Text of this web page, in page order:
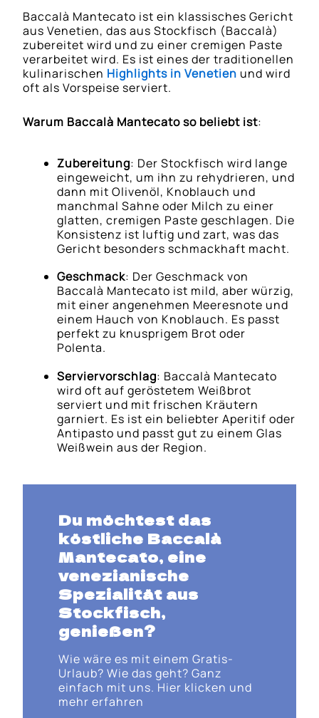
Baccalà Mantecato ist ein klassisches Gericht
aus Venetien, das aus Stockfisch (Baccalà)
zubereitet wird und zu einer cremigen Paste
verarbeitet wird. Es ist eines der traditionellen
kulinarischen Highlights in Venetien und wird
oft als Vorspeise serviert.
Warum Baccalà Mantecato so beliebt ist:
Zubereitung: Der Stockfisch wird lange
eingeweicht, um ihn zu rehydrieren, und
dann mit Olivenöl, Knoblauch und
manchmal Sahne oder Milch zu einer
glatten, cremigen Paste geschlagen. Die
Konsistenz ist luftig und zart, was das
Gericht besonders schmackhaft macht.
Geschmack: Der Geschmack von
Baccalà Mantecato ist mild, aber würzig,
mit einer angenehmen Meeresnote und
einem Hauch von Knoblauch. Es passt
perfekt zu knusprigem Brot oder
Polenta.
Serviervorschlag: Baccalà Mantecato
wird oft auf geröstetem Weißbrot
serviert und mit frischen Kräutern
garniert. Es ist ein beliebter Aperitif oder
Antipasto und passt gut zu einem Glas
Weißwein aus der Region.
Du möchtest das
köstliche Baccalà
Mantecato, eine
venezianische
Spezialität aus
Stockfisch,
genießen?
Wie wäre es mit einem Gratis-
Urlaub? Wie das geht? Ganz
einfach mit uns. Hier klicken und
mehr erfahren